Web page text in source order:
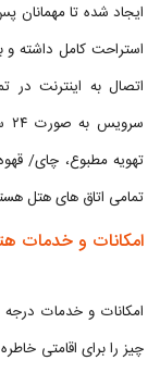
ایجاد شده تا مهمانان
استراحت کامل داشته و
اتصال به اینترنت در
تهویه مطبوع، چای/
تمامی اتاق‌ های هتل
امکانات و خدمات
امکانات و خدمات